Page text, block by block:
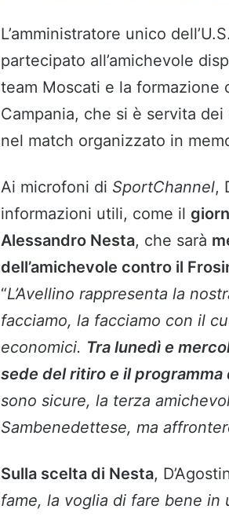
L’amministratore unico
partecipato all’amichevole
team Moscati e la formazione
Campania, che si è servita
nel match organizzato in
Ai microfoni di SportChannel,
informazioni utili, come il
Alessandro Nesta, che sarà
dell’amichevole contro il
“L’Avellino rappresenta la
facciamo, la facciamo con il
economici. Tra lunedì e
sede del ritiro e il programma
sono sicure, la terza
Sambenedettese, ma
Sulla scelta di Nesta,
fame, la voglia di fare bene in